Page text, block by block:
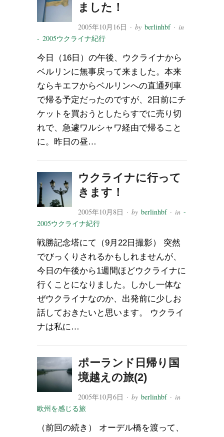
ました！
2005年10月16日 · byberlinhbf· in
- 2005ウクライナ紀行
今日（16日）の午後、ウクライナから
ベルリンに無事戻って来ました。本来
ならキエフからベルリンへの直通列車
で帰る予定だったのですが、2日前にチ
ケットを買おうとしたらすでに売り切
れで、急遽ワルシャワ経由で帰ること
に。昨日の昼…
ウクライナに行って
きます！
2005年10月8日 · byberlinhbf· in-
2005ウクライナ紀行
戦勝記念塔にて（9月22日撮影） 突然
でびっくりされるかもしれませんが、
今日の午後から1週間ほどウクライナに
行くことになりました。しかし一体な
ぜウクライナなのか、出発前に少しお
話しておきたいと思います。 ウクライ
ナは私に…
ポーランド日帰り国
境越えの旅(2)
2005年10月6日 · byberlinhbf· in
欧州を感じる旅
（前回の続き） オーデル橋を渡って、